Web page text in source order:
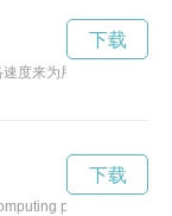
度来为用户提供更顺畅
下载
platform that
下载